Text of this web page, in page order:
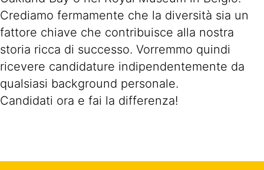
Crediamo fermamente che la diversità sia un
fattore chiave che contribuisce alla nostra
storia ricca di successo. Vorremmo quindi
ricevere candidature indipendentemente da
qualsiasi background personale.
Candidati ora e fai la differenza!